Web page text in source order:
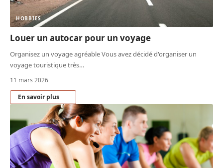
HOBBIES
Louer un autocar pour un voyage
Organisez un voyage agréable Vous avez décidé d'organiser un
voyage touristique très…
11 mars 2026
En savoir plus